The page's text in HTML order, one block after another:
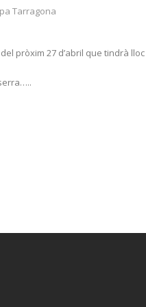
Tarragona
pròxim 27 d’abril que tindrà